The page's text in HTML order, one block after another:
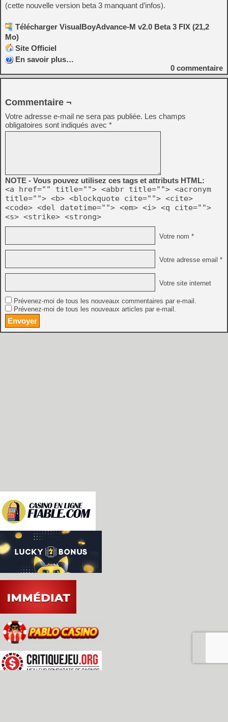
(cette nouvelle version beta 3 manquant d’infos).
Télécharger VisualBoyAdvance-M v2.0 Beta 3 FIX (21,2
Mo)
Site Officiel
En savoir plus…
0 commentaire
Commentaire ¬
Votre adresse e-mail ne sera pas publiée. Les champs
obligatoires sont indiqués avec *
NOTE - Vous pouvez utilisez ces tags et attributs HTML:
<a href="" title=""> <abbr title=""> <acronym
title=""> <b> <blockquote cite=""> <cite>
<code> <del datetime=""> <em> <i> <q cite="">
<s> <strike> <strong>
Votre nom *
Votre adresse email *
Votre site internet
Prévenez-moi de tous les nouveaux commentaires par e-mail.
Prévenez-moi de tous les nouveaux articles par e-mail.